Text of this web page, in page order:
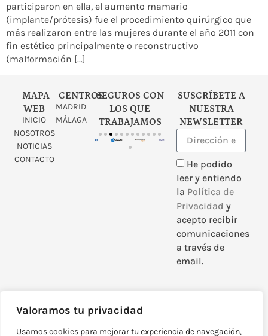
Valoramos tu privacidad
Usamos cookies para mejorar tu experiencia de navegación,
participaron en ella, el aumento mamario
(implante/prótesis) fue el procedimiento quirúrgico que
más realizaron entre las mujeres durante el año 2011 con
fin estético principalmente o reconstructivo
(malformación […]
MAPA
WEB
INICIO
NOSOTROS
NOTICIAS
CONTACTO
CENTROS
MADRID
MÁLAGA
SEGUROS CON
LOS QUE
TRABAJAMOS
SUSCRÍBETE A
NUESTRA
NEWSLETTER
He podido
leer y entiendo
la Política de
Privacidad y
acepto recibir
comunicaciones
a través de
email.